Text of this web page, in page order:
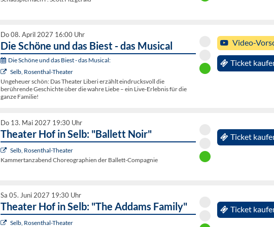
Do 08. April 2027 16:00 Uhr
Die Schöne und das Biest - das Musical
Die Schöne und das Biest - das Musical:
Selb, Rosenthal-Theater
Ungeheuer schön: Das Theater Liberi erzählt eindrucksvoll die
berührende Geschichte über die wahre Liebe – ein Live-Erlebnis für die
ganze Familie!
Video-
Ticket
Do 13. Mai 2027 19:30 Uhr
Theater Hof in Selb: "Ballett Noir"
Selb, Rosenthal-Theater
Kammertanzabend Choreographien der Ballett-Compagnie
Ticket
Sa 05. Juni 2027 19:30 Uhr
Theater Hof in Selb: "The Addams Family"
Selb, Rosenthal-Theater
Ticket